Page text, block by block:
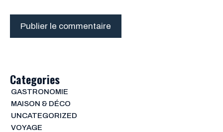
Categories
GASTRONOMIE
MAISON & DÉCO
UNCATEGORIZED
VOYAGE